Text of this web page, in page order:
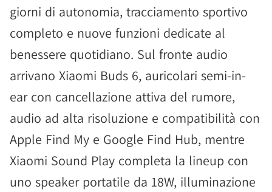
giorni di autonomia, tracciamento sportivo
completo e nuove funzioni dedicate al
benessere quotidiano. Sul fronte audio
arrivano Xiaomi Buds 6, auricolari semi-in-
ear con cancellazione attiva del rumore,
audio ad alta risoluzione e compatibilità con
Apple Find My e Google Find Hub, mentre
Xiaomi Sound Play completa la lineup con
uno speaker portatile da 18W, illuminazione